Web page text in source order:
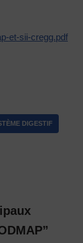
et-sii-cregg.pdf
DIGESTIF